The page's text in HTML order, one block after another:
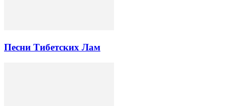
Песни Тибетских Лам